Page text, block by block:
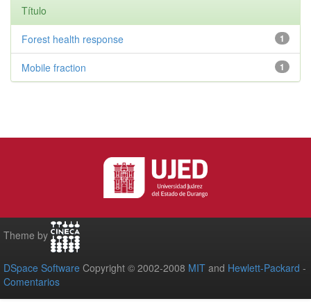
Título
1
Forest health response
1
Mobile fraction
Theme by
DSpace Software Copyright © 2002-2008 MIT and Hewlett-Packard -
Comentarios